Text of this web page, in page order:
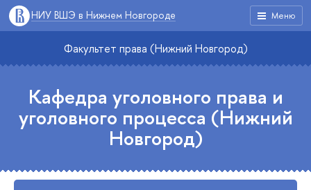
Меню
НИУ ВШЭ в Нижнем Новгороде
Факультет права (Нижний Новгород)
Кафедра уголовного права и
уголовного процесса (Нижний
Новгород)